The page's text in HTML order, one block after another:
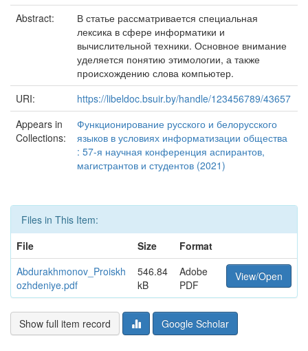
Abstract:
В статье рассматривается специальная
лексика в сфере информатики и
вычислительной техники. Основное внимание
уделяется понятию этимологии, а также
происхождению слова компьютер.
URI:
https://libeldoc.bsuir.by/handle/123456789/43657
Appears in
Collections:
Функционирование русского и белорусского
языков в условиях информатизации общества
: 57-я научная конференция аспирантов,
магистрантов и студентов (2021)
Files in This Item:
File
Size
Format
Abdurakhmonov_Proiskh
ozhdeniye.pdf
546.84
kB
Adobe
PDF
View/Open
Show full item record Google Scholar